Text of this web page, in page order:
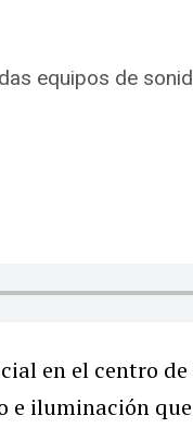
equipos de
en el centro
e iluminación